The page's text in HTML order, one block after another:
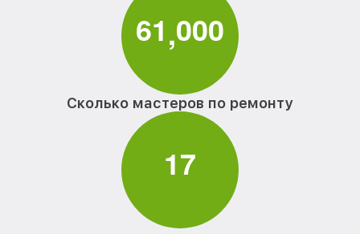
61,000
Сколько мастеров по ремонту
17